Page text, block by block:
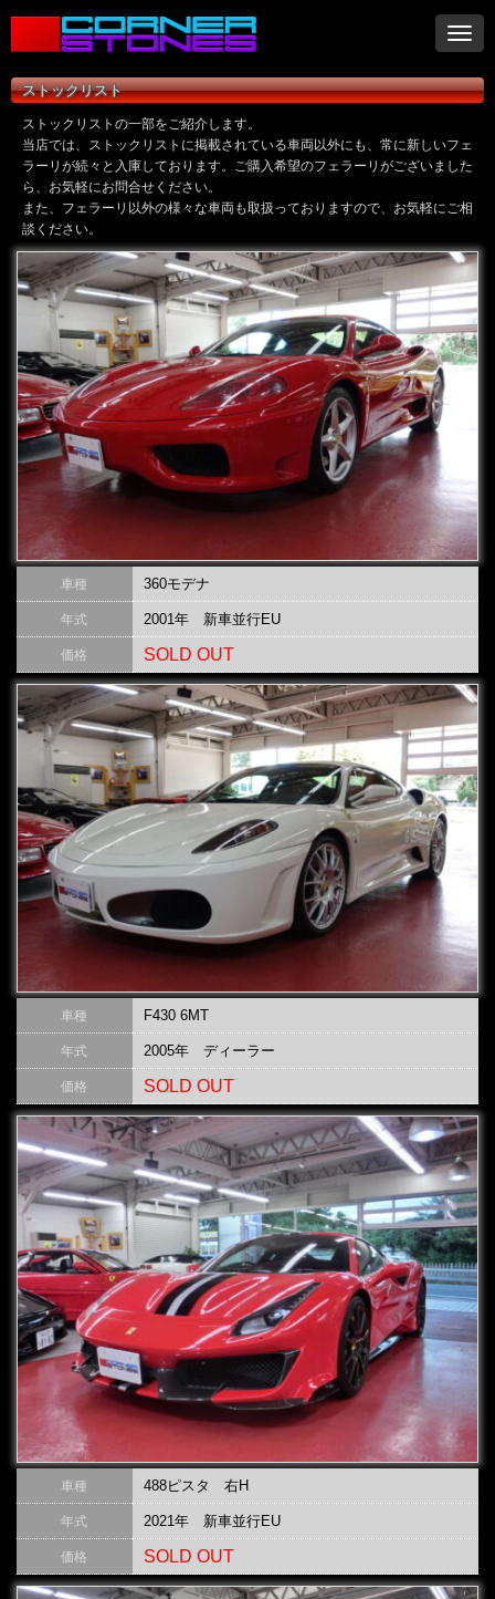
ナ
ビ
ゲ
ー
ョ
ン
ストックリスト
ストックリストの一部をご紹介します。
当店では、ストックリストに掲載されている車両以外にも、常に新しいフェ
ラーリが続々と入庫しております。ご購入希望のフェラーリがございました
ら、お気軽にお問合せください。
また、フェラーリ以外の様々な車両も取扱っておりますので、お気軽にご相
談ください。
車種 360モデナ
年式 2001年 新車並行EU
価格 SOLD OUT
車種 F430 6MT
年式 2005年 ディーラー
価格 SOLD OUT
車種 488ピスタ 右H
年式 2021年 新車並行EU
価格 SOLD OUT